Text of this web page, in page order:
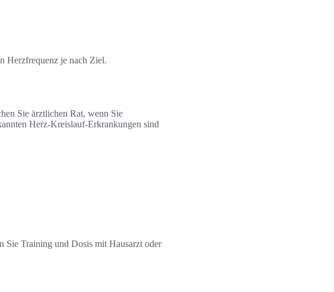
Herzfrequenz je nach Ziel.
Sie ärztlichen Rat, wenn Sie
Herz-Kreislauf-Erkrankungen sind
Sie Training und Dosis mit Hausarzt oder